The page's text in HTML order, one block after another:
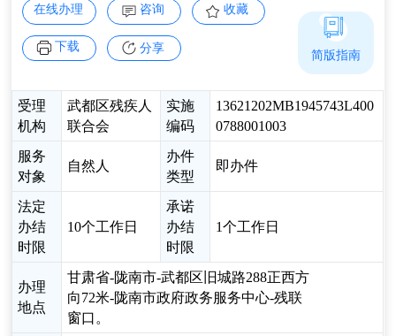
在线办理 咨询 收藏
下载 分享
受理
机构
武都区残疾人
联合会
实施
编码
13621202MB1945743L400
0788001003
服务
对象
自然人
办件
类型
即办件
法定
办结
时限
10个工作日
承诺
办结
时限
1个工作日
办理
地点
甘肃省-陇南市-武都区旧城路288正西方
向72米-陇南市政府政务服务中心-残联
窗口。
简版指南